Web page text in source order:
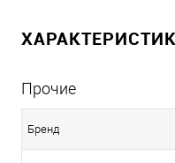
Прочие
Бренд